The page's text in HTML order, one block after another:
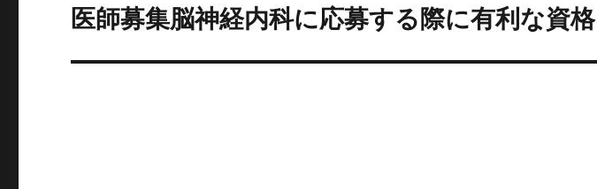
ゲ
次
投
医師募集脳神経内科に応募する際に有利な資格